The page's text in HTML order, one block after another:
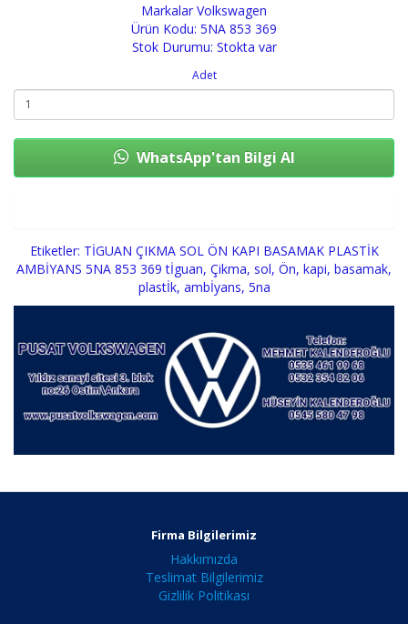
Markalar Volkswagen
Ürün Kodu: 5NA 853 369
Stok Durumu: Stokta var
Adet
WhatsApp'tan Bilgi Al
Etiketler: TİGUAN ÇIKMA SOL ÖN KAPI BASAMAK PLASTİK
AMBİYANS 5NA 853 369 tİguan, Çikma, sol, Ön, kapi, basamak,
plastİk, ambİyans, 5na
Firma Bilgilerimiz
Hakkımızda
Teslimat Bilgilerimiz
Gizlilik Politikası